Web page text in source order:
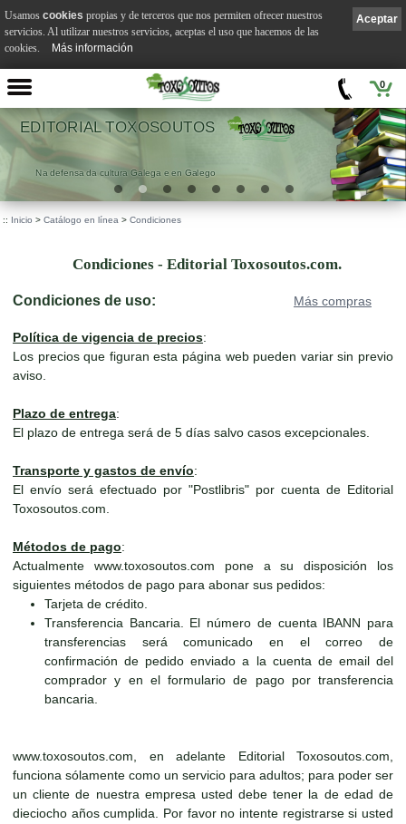
0
EDITORIAL TOXOSOUTOS
Na defensa da cultura Galega e en Galego
:: Inicio > Catálogo en línea > Condiciones
Condiciones - Editorial Toxosoutos.com.
Más compras
Condiciones de uso:
Política de vigencia de precios:
Los precios que figuran esta página web pueden variar sin previo
aviso.
Plazo de entrega:
El plazo de entrega será de 5 días salvo casos excepcionales.
Transporte y gastos de envío:
El envío será efectuado por "Postlibris" por cuenta de Editorial
Toxosoutos.com.
Métodos de pago:
Actualmente www.toxosoutos.com pone a su disposición los
siguientes métodos de pago para abonar sus pedidos:
Tarjeta de crédito.
Transferencia Bancaria. El número de cuenta IBANN para
transferencias será comunicado en el correo de
confirmación de pedido enviado a la cuenta de email del
comprador y en el formulario de pago por transferencia
bancaria.
www.toxosoutos.com, en adelante Editorial Toxosoutos.com,
funciona sólamente como un servicio para adultos; para poder ser
un cliente de nuestra empresa usted debe tener la de edad de
dieciocho años cumplida. Por favor no intente registrarse si usted
Aceptar
Usamos cookies propias y de terceros que nos permiten ofrecer nuestros
servicios. Al utilizar nuestros servicios, aceptas el uso que hacemos de las
cookies.
Más información